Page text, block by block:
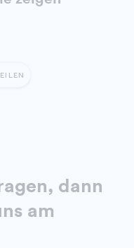
dann
am